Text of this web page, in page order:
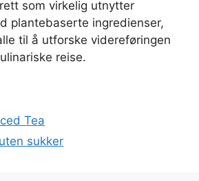
som virkelig utnytter
plantebaserte ingredienser,
til å utforske videreføringen
reise.
Tea
sukker